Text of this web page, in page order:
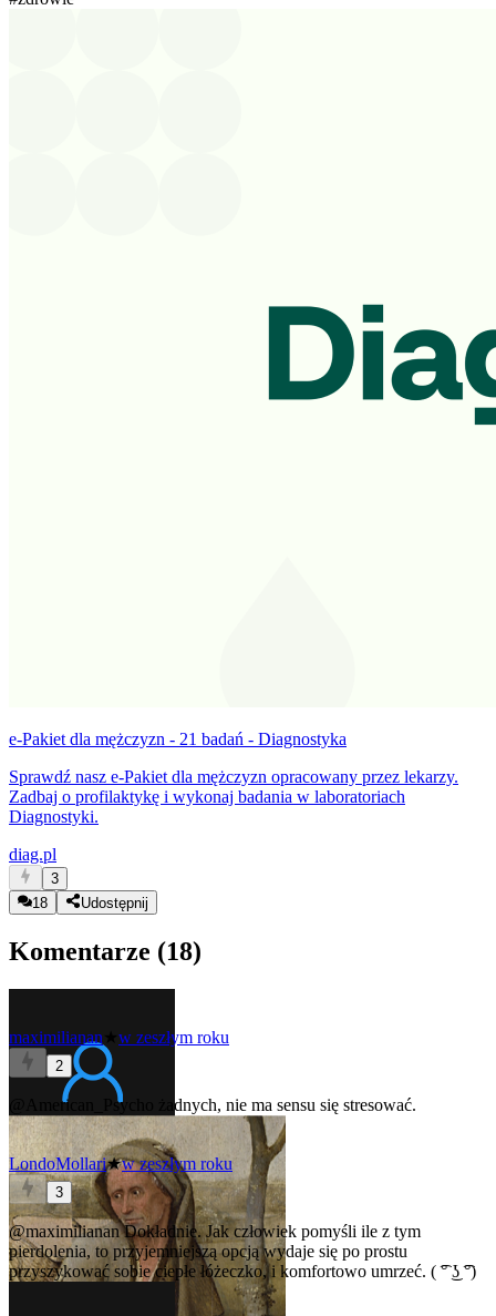
e-Pakiet dla mężczyzn - 21 badań - Diagnostyka
Sprawdź nasz e-Pakiet dla mężczyzn opracowany przez lekarzy.
Zadbaj o profilaktykę i wykonaj badania w laboratoriach
Diagnostyki.
diag.pl
3
18
Udostępnij
Komentarze (18)
maximilianan w zeszłym roku
2
@American_Psycho żadnych, nie ma sensu się stresować.
LondoMollari★w zeszłym roku
3
@maximiliananDokładnie. Jak człowiek pomyśli ile z tym
pierdolenia, to przyjemniejszą opcją wydaje się po prostu
przyszykować sobie ciepłe łóżeczko, i komfortowo umrzeć. ( ͡° ͜ʖ ͡°)